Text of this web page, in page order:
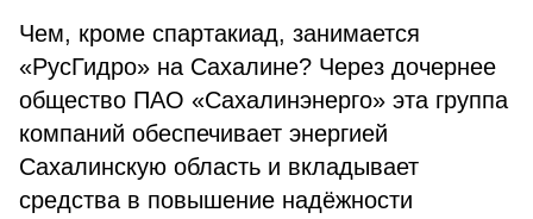
Чем, кроме спартакиад, занимается
«РусГидро» на Сахалине? Через дочернее
общество ПАО «Сахалинэнерго» эта группа
компаний обеспечивает энергией
Сахалинскую область и вкладывает
средства в повышение надёжности